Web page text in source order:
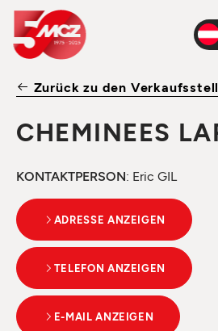
Zurück zu den
CHEMINEES
KONTAKTPERSON: Eric GIL
ADRESSE ANZEIGEN
TELEFON ANZEIGEN
E-MAIL ANZEIGEN